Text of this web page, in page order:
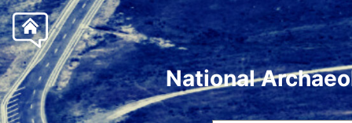
National